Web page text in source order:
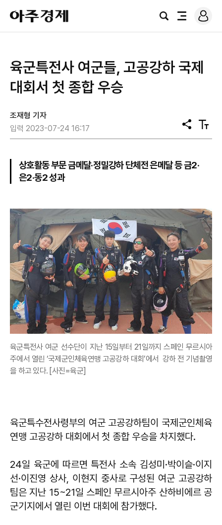
아
주
경
검
전
로
그
​육군특전사 여군들, 고공강하 국제
대회서 첫 종합 우승
조재형 기자
입력 2023-07-24 16:17
공
유
텍
스
상호활동 부문 금메달·정밀강하 단체전 은메달 등 금2·
은2·동2 성과
육군특전사 여군 선수단이 지난 15일부터 21일까지 스페인 무르시아
주에서 열린 ‘국제군인체육연맹 고공강하 대회’에서 강하 전 기념촬영
을 하고 있다. [사진=육군]
육군특수전사령부의 여군 고공강하팀이 국제군인체육
연맹 고공강하 대회에서 첫 종합 우승을 차지했다.
24일 육군에 따르면 특전사 소속 김성미·박이슬·이지
선·이진영 상사, 이현지 중사로 구성된 여군 고공강하
팀은 지난 15~21일 스페인 무르시아주 산하비에르 공
군기지에서 열린 이번 대회에 참가했다.